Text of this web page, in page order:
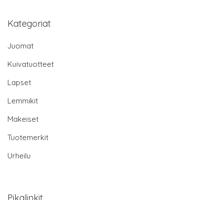
Kategoriat
Juomat
Kuivatuotteet
Lapset
Lemmikit
Makeiset
Tuotemerkit
Urheilu